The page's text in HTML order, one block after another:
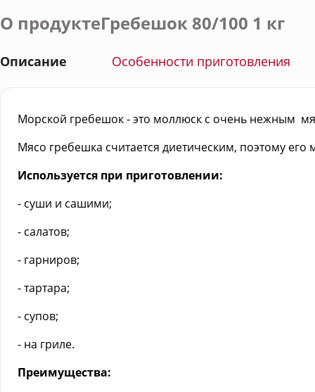
О продуктеГребешок 80/100 1 кг
Описание Особенности приготовления
Морской гребешок - это моллюск с очень нежным
Мясо гребешка считается диетическим, поэтому
Используется при приготовлении:
- суши и сашими;
- салатов;
- гарниров;
- тартара;
- супов;
- на гриле.
Преимущества: